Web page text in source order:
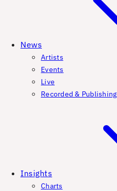
News
Artists
Events
Live
Recorded & Publishing
Insights
Charts